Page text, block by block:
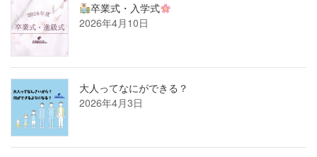
卒業式・入学式
2026年4月10日
大人ってなにができる？
2026年4月3日